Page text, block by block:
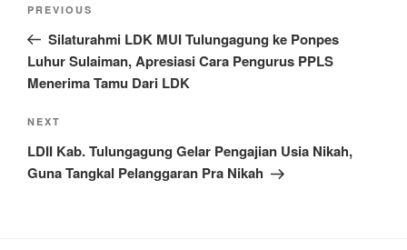
Previous
Post
PREVIOUS
Silaturahmi LDK MUI Tulungagung ke Ponpes
Luhur Sulaiman, Apresiasi Cara Pengurus PPLS
Menerima Tamu Dari LDK
Next
Post
NEXT
LDII Kab. Tulungagung Gelar Pengajian Usia Nikah,
Guna Tangkal Pelanggaran Pra Nikah